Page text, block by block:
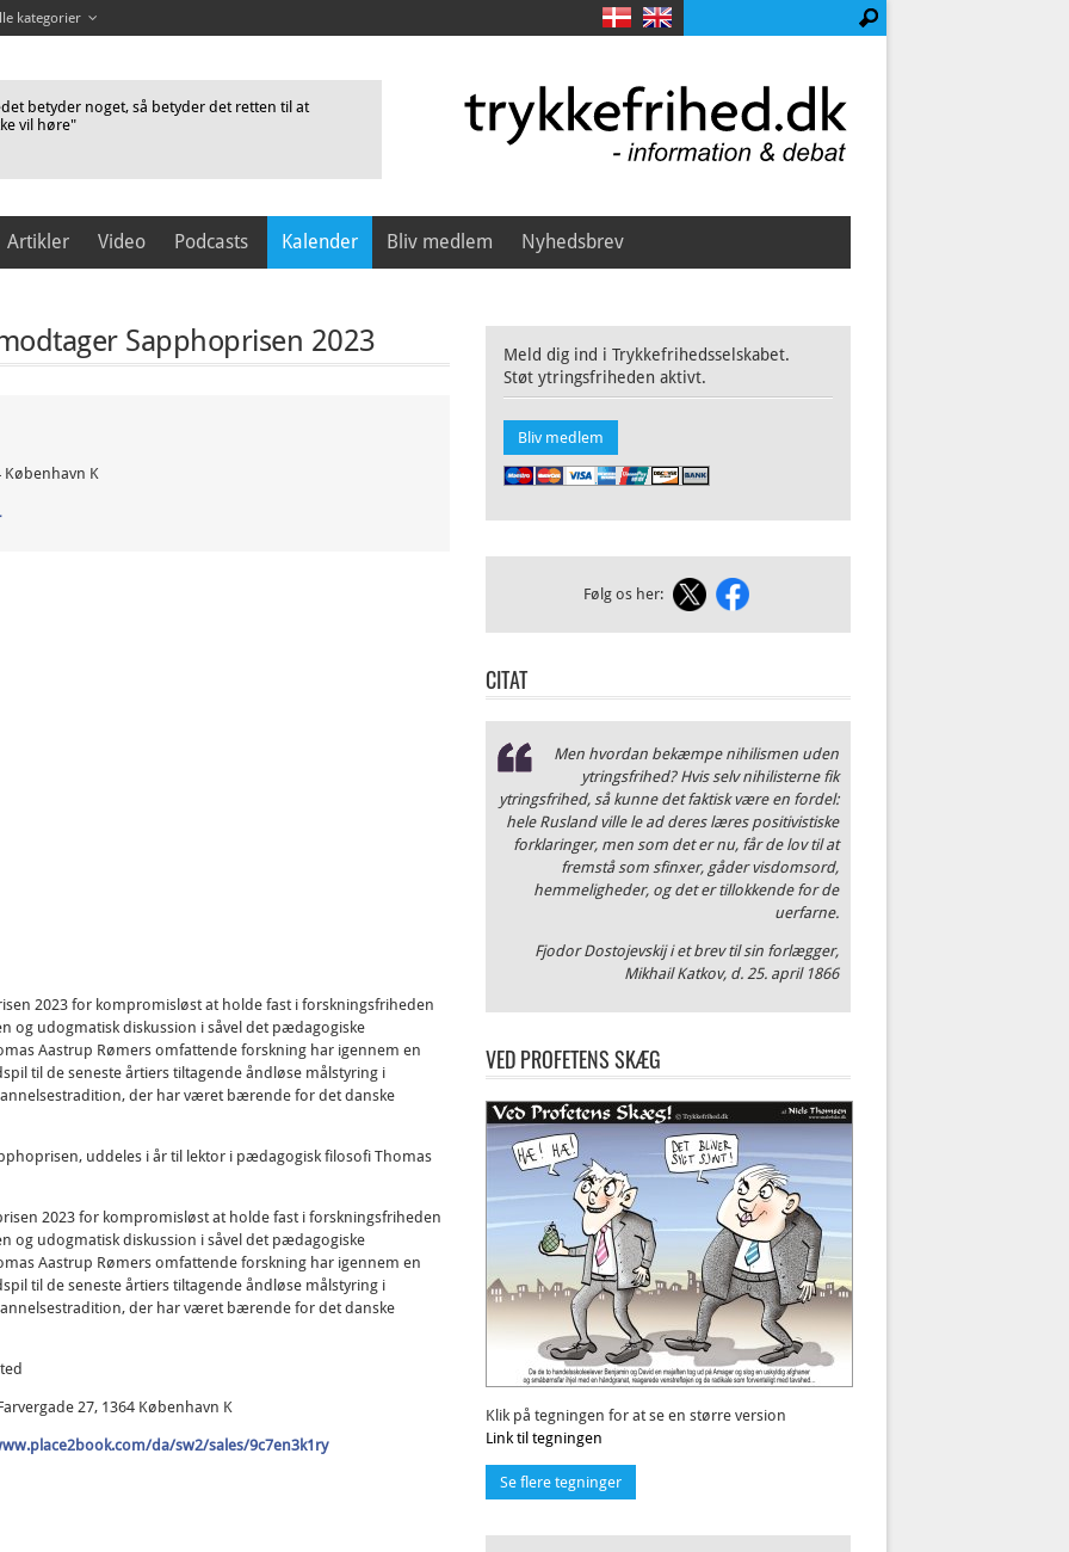
kategorier
betyder noget, så betyder det retten til at
vil høre"
Artikler Video Podcasts Kalender Bliv medlem Nyhedsbrev
Sapphoprisen 2023
København K
2023 for kompromisløst at holde fast i forskningsfriheden
og udogmatisk diskussion i såvel det pædagogiske
Aastrup Rømers omfattende forskning har igennem en
til de seneste årtiers tiltagende åndløse målstyring i
der har været bærende for det danske
uddeles i år til lektor i pædagogisk filosofi Thomas
2023 for kompromisløst at holde fast i forskningsfriheden
og udogmatisk diskussion i såvel det pædagogiske
Aastrup Rømers omfattende forskning har igennem en
til de seneste årtiers tiltagende åndløse målstyring i
der har været bærende for det danske
27, 1364 København K
da/sw2/sales/9c7en3k1ry
Meld dig ind i Trykkefrihedsselskabet.
Støt ytringsfriheden aktivt.
Bliv medlem
Følg os her:
CITAT
Men hvordan bekæmpe nihilismen uden
ytringsfrihed? Hvis selv nihilisterne fik
ytringsfrihed, så kunne det faktisk være en fordel:
hele Rusland ville le ad deres læres positivistiske
forklaringer, men som det er nu, får de lov til at
fremstå som sfinxer, gåder visdomsord,
hemmeligheder, og det er tillokkende for de
uerfarne.
Fjodor Dostojevskij i et brev til sin forlægger,
Mikhail Katkov, d. 25. april 1866
VED PROFETENS SKÆG
Klik på tegningen for at se en større version
Link til tegningen
Se flere tegninger